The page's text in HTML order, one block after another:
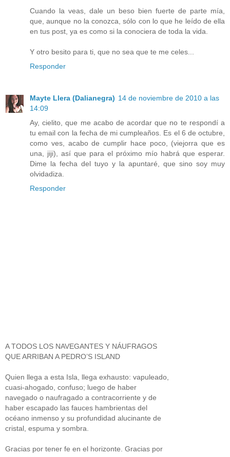
Cuando la veas, dale un beso bien fuerte de parte mía,
que, aunque no la conozca, sólo con lo que he leído de ella
en tus post, ya es como si la conociera de toda la vida.
Y otro besito para ti, que no sea que te me celes...
Responder
Mayte Llera (Dalianegra) 14 de noviembre de 2010 a las
14:09
Ay, cielito, que me acabo de acordar que no te respondí a
tu email con la fecha de mi cumpleaños. Es el 6 de octubre,
como ves, acabo de cumplir hace poco, (viejorra que es
una, jiji), así que para el próximo mío habrá que esperar.
Dime la fecha del tuyo y la apuntaré, que sino soy muy
olvidadiza.
Responder
A TODOS LOS NAVEGANTES Y NÁUFRAGOS
QUE ARRIBAN A PEDRO’S ISLAND
Quien llega a esta Isla, llega exhausto: vapuleado,
cuasi-ahogado, confuso; luego de haber
navegado o naufragado a contracorriente y de
haber escapado las fauces hambrientas del
océano inmenso y su profundidad alucinante de
cristal, espuma y sombra.
Gracias por tener fe en el horizonte. Gracias por